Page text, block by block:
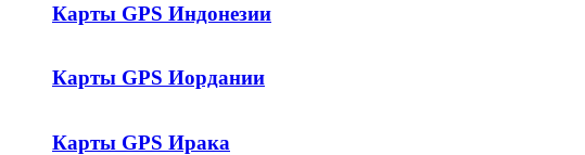
Карты GPS Индонезии
Карты GPS Иордании
Карты GPS Ирака